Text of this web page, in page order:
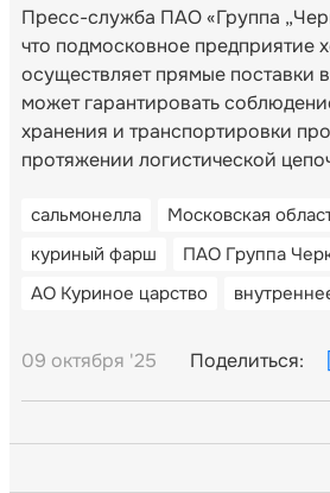
Пресс-служба ПАО «Группа
что подмосковное предприятие
осуществляет прямые поставки
может гарантировать
хранения и транспортировки
протяжении логистической
сальмонелла
Московская
куриный фарш
ПАО Группа
АО Куриное царство
09 октября '25 Поделиться: